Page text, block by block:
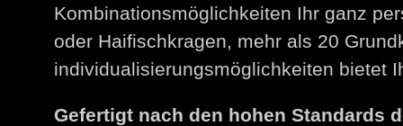
Kombinationsmöglichkeiten Ihr ganz
oder Haifischkragen, mehr als 20
individualisierungsmöglichkeiten bietet
Gefertigt nach den hohen Standards